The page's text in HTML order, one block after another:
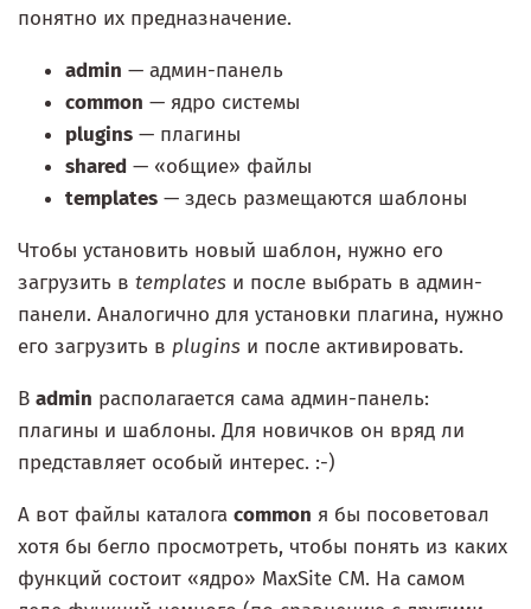
понятно их предназначение.
admin — админ-панель
common — ядро системы
plugins — плагины
shared — «общие» файлы
templates — здесь размещаются шаблоны
Чтобы установить новый шаблон, нужно его
загрузить в templates и после выбрать в админ-
панели. Аналогично для установки плагина, нужно
его загрузить в plugins и после активировать.
В admin располагается сама админ-панель:
плагины и шаблоны. Для новичков он вряд ли
представляет особый интерес. :-)
А вот файлы каталога common я бы посоветовал
хотя бы бегло просмотреть, чтобы понять из каких
функций состоит «ядро» MaxSite CM. На самом